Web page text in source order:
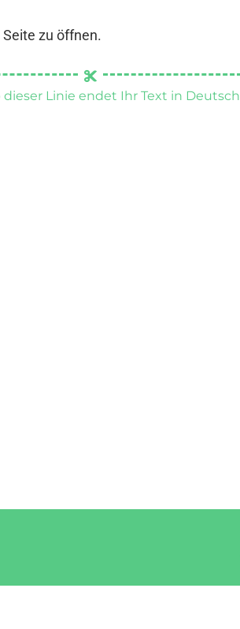
zu öffnen.
dieser Linie endet Ihr Text in Deutsch